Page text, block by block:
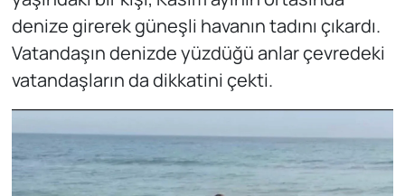
denize girerek güneşli havanın tadını çıkardı.
Vatandaşın denizde yüzdüğü anlar çevredeki
vatandaşların da dikkatini çekti.